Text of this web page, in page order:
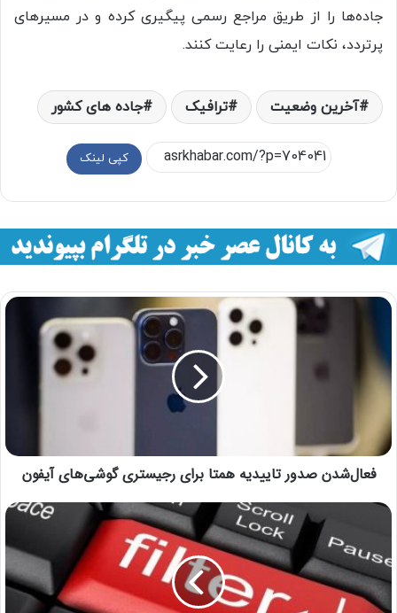
جاده‌ها را از طریق مراجع رسمی پیگیری کرده و در مسیر‌های
پرتردد، نکات ایمنی را رعایت کنند.
آخرین وضعیت ترافیک جاده های کشور
کپی لینک
فعال‌شدن صدور تاییدیه همتا برای رجیستری گوشی‌های آیفون